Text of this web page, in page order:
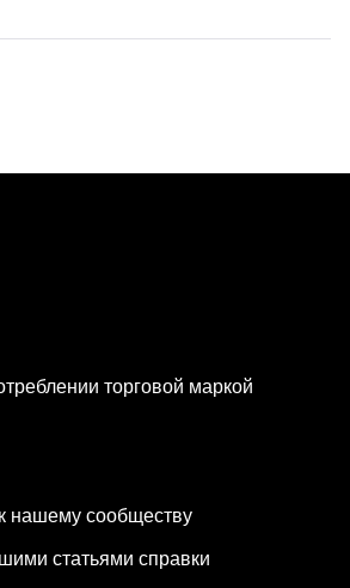
торговой маркой
нашему сообществу
статьями справки